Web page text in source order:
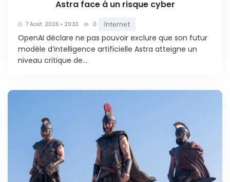
Astra face à un risque cyber
7 Août. 2026 • 20:33 0 Internet
OpenAI déclare ne pas pouvoir exclure que son futur
modèle d’intelligence artificielle Astra atteigne un
niveau critique de...